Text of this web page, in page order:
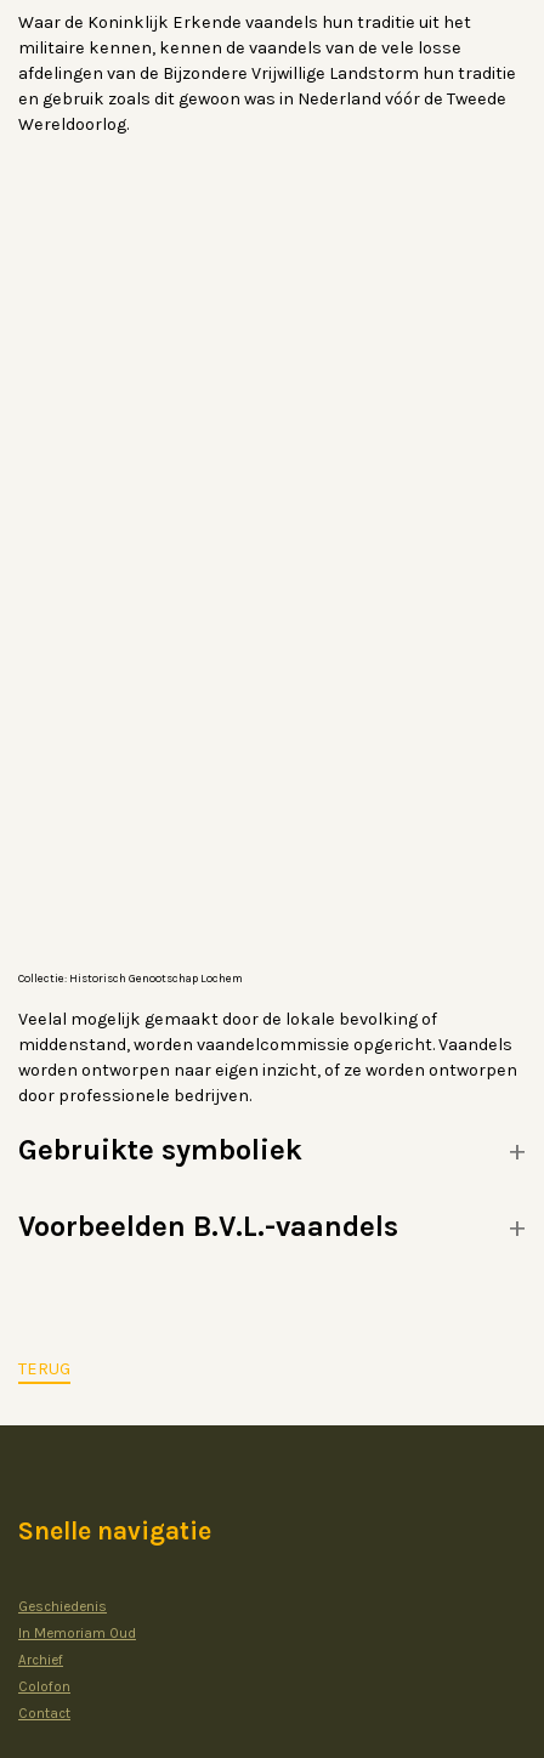
Waar de Koninklijk Erkende vaandels hun traditie uit het
militaire kennen, kennen de vaandels van de vele losse
afdelingen van de Bijzondere Vrijwillige Landstorm hun traditie
en gebruik zoals dit gewoon was in Nederland vóór de Tweede
Wereldoorlog.
Collectie: Historisch Genootschap Lochem
Veelal mogelijk gemaakt door de lokale bevolking of
middenstand, worden vaandelcommissie opgericht. Vaandels
worden ontworpen naar eigen inzicht, of ze worden ontworpen
door professionele bedrijven.
Gebruikte symboliek
Voorbeelden B.V.L.-vaandels
TERUG
Snelle navigatie
Geschiedenis
In Memoriam Oud
Archief
Colofon
Contact